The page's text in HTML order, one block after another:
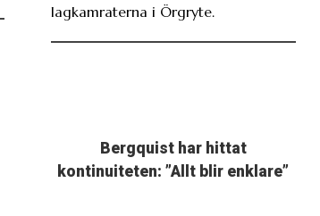
lagkamraterna i Örgryte.
Bergquist har hittat
kontinuiteten: ”Allt blir enklare”